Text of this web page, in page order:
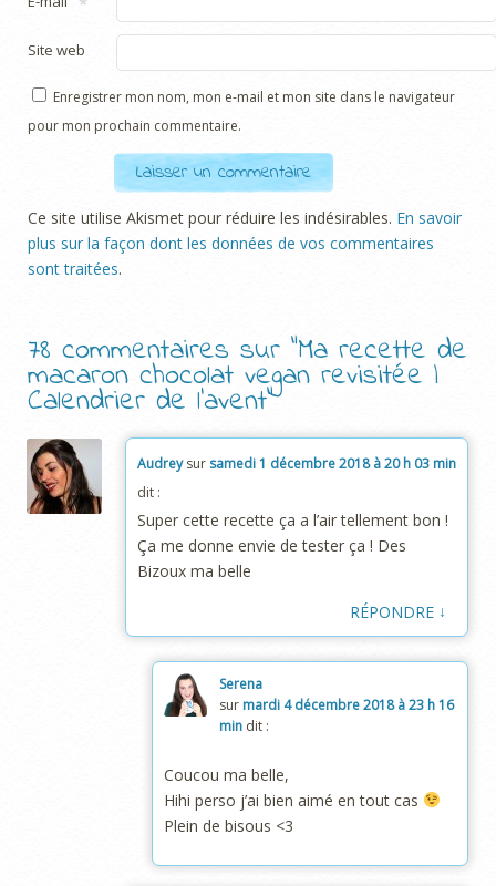
Site web
Enregistrer mon nom, mon e-mail et mon site dans le navigateur
pour mon prochain commentaire.
Ce site utilise Akismet pour réduire les indésirables. En savoir
plus sur la façon dont les données de vos commentaires
sont traitées.
78 commentaires sur “Ma recette de
macaron chocolat vegan revisitée |
Calendrier de l’avent”
Audreysur samedi 1 décembre 2018 à 20 h 03 min
dit :
Super cette recette ça a l’air tellement bon !
Ça me donne envie de tester ça ! Des
Bizoux ma belle
RÉPONDRE ↓
Serena
sur mardi 4 décembre 2018 à 23 h 16
min dit :
Coucou ma belle,
Hihi perso j’ai bien aimé en tout cas
Plein de bisous <3